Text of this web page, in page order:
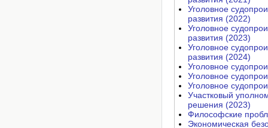
Уголовное
развития (2022)
Уголовное
развития (2023)
Уголовное
развития (2024)
Уголовное
Уголовное
Уголовное
Участковый
решения (2023)
Философские
Экономическая